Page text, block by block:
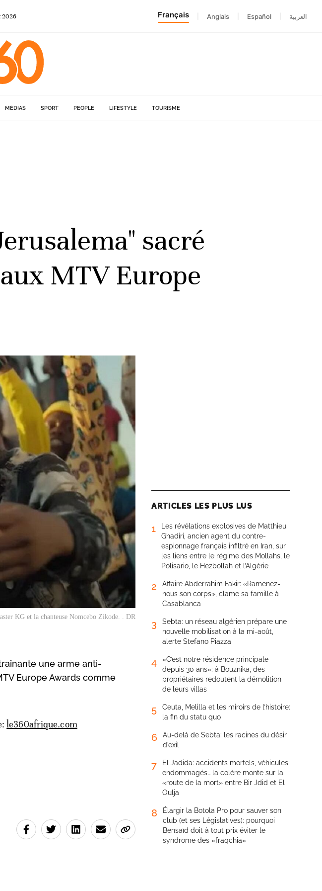
2026 Français Anglais Español العربية
MÉDIAS SPORT PEOPLE LIFESTYLE TOURISME
sacré
MTV Europe
KG et la chanteuse Nomcebo Zikode. . DR
une arme anti-
Europe Awards comme
le360afrique.com
ARTICLES LES PLUS LUS
1
Les révélations explosives de Matthieu
Ghadiri, ancien agent du contre-
espionnage français infiltré en Iran, sur
les liens entre le régime des Mollahs, le
Polisario, le Hezbollah et l’Algérie
2
Affaire Abderrahim Fakir: «Ramenez-
nous son corps», clame sa famille à
Casablanca
3
Sebta: un réseau algérien prépare une
nouvelle mobilisation à la mi-août,
alerte Stefano Piazza
4
«C’est notre résidence principale
depuis 30 ans»: à Bouznika, des
propriétaires redoutent la démolition
de leurs villas
5
Ceuta, Melilla et les miroirs de l’histoire:
la fin du statu quo
6
Au-delà de Sebta: les racines du désir
d’exil
7
El Jadida: accidents mortels, véhicules
endommagés… la colère monte sur la
«route de la mort» entre Bir Jdid et El
Oulja
8
Élargir la Botola Pro pour sauver son
club (et ses Législatives): pourquoi
Bensaïd doit à tout prix éviter le
syndrome des «fraqchia»